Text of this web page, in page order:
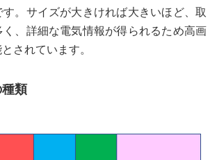
。サイズが大きければ大きいほど、取
く、詳細な電気情報が得られるため高画
されています。
類